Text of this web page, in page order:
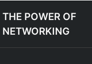
THE POWER OF
NETWORKING